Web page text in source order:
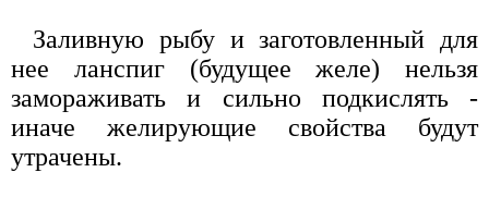
Заливную рыбу и заготовленный для
нее ланспиг (будущее желе) нельзя
замораживать и сильно подкислять -
иначе желирующие свойства будут
утрачены.